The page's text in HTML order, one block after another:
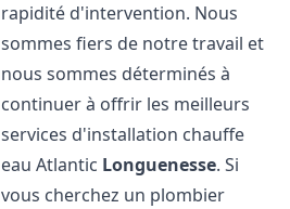
rapidité d'intervention. Nous
sommes fiers de notre travail et
nous sommes déterminés à
continuer à offrir les meilleurs
services d'installation chauffe
eau Atlantic Longuenesse. Si
vous cherchez un plombier